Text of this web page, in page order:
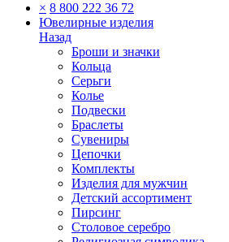
× 8 800 222 36 72
Ювелирные изделия
Назад
Броши и значки
Кольца
Серьги
Колье
Подвески
Браслеты
Сувениры
Цепочки
Комплекты
Изделия для мужчин
Детский ассортимент
Пирсинг
Столовое серебро